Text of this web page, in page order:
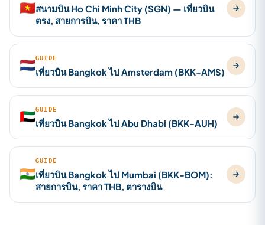
🇻🇳สนามบิน Ho Chi Minh City (SGN) — เที่ยวบิน
ตรง, สายการบิน, ราคา THB
🇳🇱GUIDE
เที่ยวบิน Bangkok ไป Amsterdam (BKK-AMS)
🇦🇪GUIDE
เที่ยวบิน Bangkok ไป Abu Dhabi (BKK-AUH)
🇮🇳
GUIDE
เที่ยวบิน Bangkok ไป Mumbai (BKK-BOM):
สายการบิน, ราคา THB, ตารางบิน